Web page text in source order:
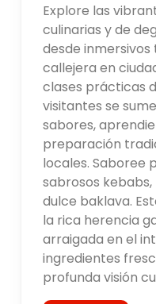
Explore las
culinarias y de
desde
callejera en
clases prácticas
visitantes se
sabores,
preparación
locales. Saboree
sabrosos
dulce baklava.
la rica herencia
arraigada en el
ingredientes
profunda visión